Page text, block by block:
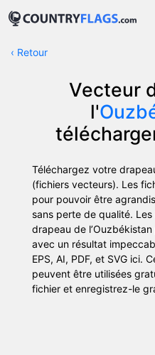
‹ Retour
Vecteur
l'
Téléchargez votre
(fichiers vecteurs). Les
pour pouvoir être
sans perte de qualité.
drapeau de
avec un résultat
EPS, AI, PDF, et SVG ici.
peuvent être utilisées
fichier et enregistrez-le